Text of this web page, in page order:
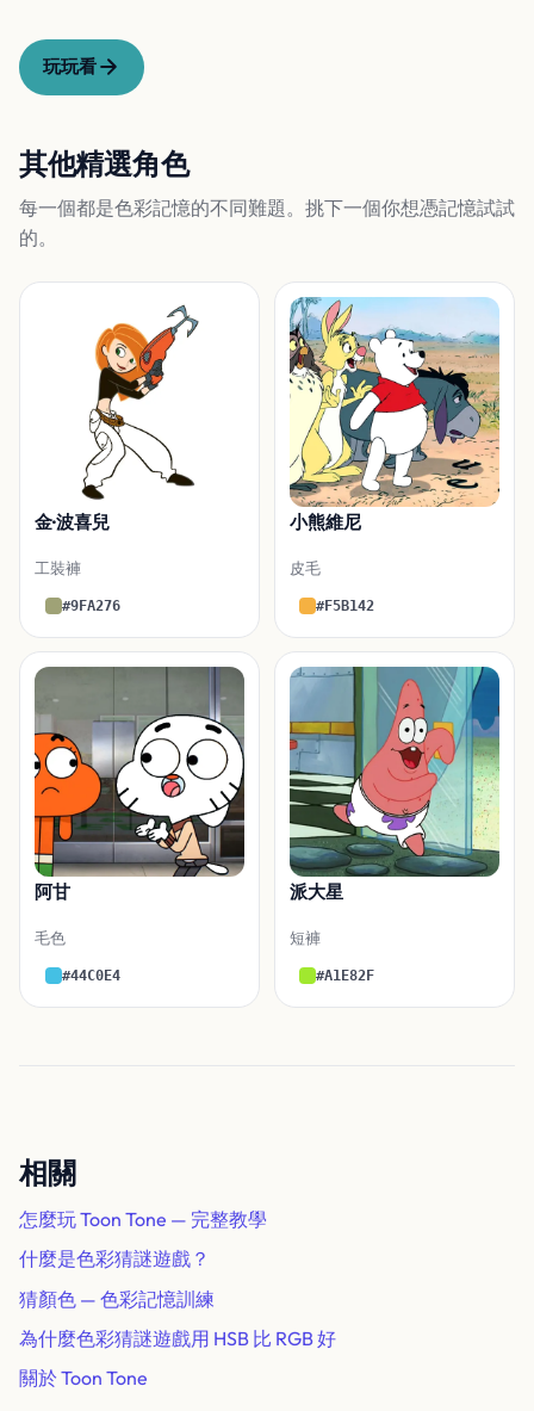
玩玩看
其他精選角色
每一個都是色彩記憶的不同難題。挑下一個你想憑記憶試試
的。
金·波喜兒
工裝褲
#9FA276
小熊維尼
皮毛
#F5B142
阿甘
毛色
#44C0E4
派大星
短褲
#A1E82F
相關
怎麼玩 Toon Tone — 完整教學
什麼是色彩猜謎遊戲？
猜顏色 — 色彩記憶訓練
為什麼色彩猜謎遊戲用 HSB 比 RGB 好
關於 Toon Tone